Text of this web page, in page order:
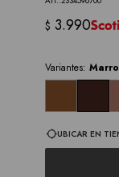
$ 3.990
Variantes:
UBICAR EN